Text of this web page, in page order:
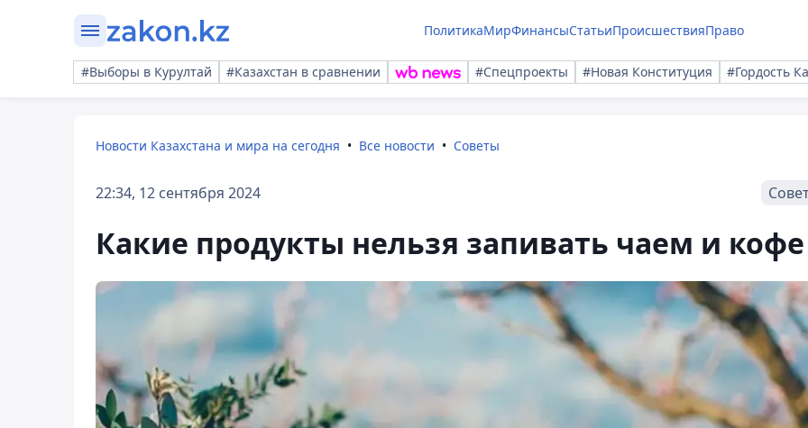
ПолитикаМирФинансыСтатьиПроисшествияПраво
#Выборы в Курултай #Казахстан в сравнении #Спецпроекты #Новая Конституция #Гордость
Новости Казахстана и мира на сегодня Все новости Советы
22:34, 12 сентября 2024
Какие продукты нельзя запивать чаем и кофе